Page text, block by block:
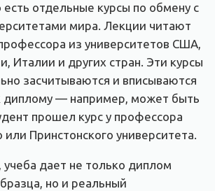
отдельные курсы по обмену с
мира. Лекции читают
из университетов США,
Италии и других стран. Эти курсы
засчитываются и вписываются
диплому — например, может быть
прошел курс у профессора
Принстонского университета.
дает не только диплом
но и реальный